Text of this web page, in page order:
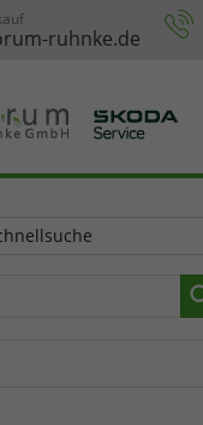
ruhnke.de